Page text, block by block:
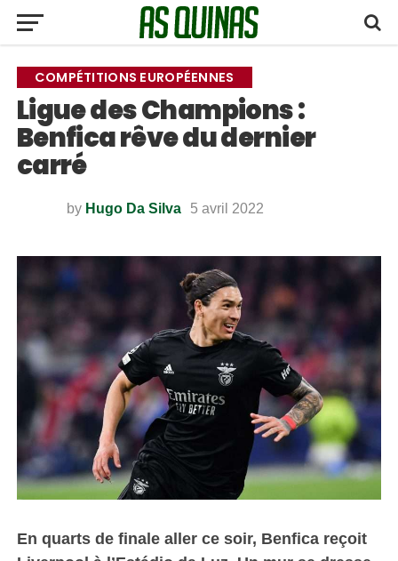
COMPÉTITIONS EUROPÉENNES
Ligue des Champions :
Benfica rêve du dernier
carré
by Hugo Da Silva 5 avril 2022
En quarts de finale aller ce soir, Benfica reçoit